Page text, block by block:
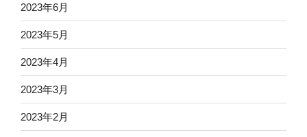
2023年6月
2023年5月
2023年4月
2023年3月
2023年2月